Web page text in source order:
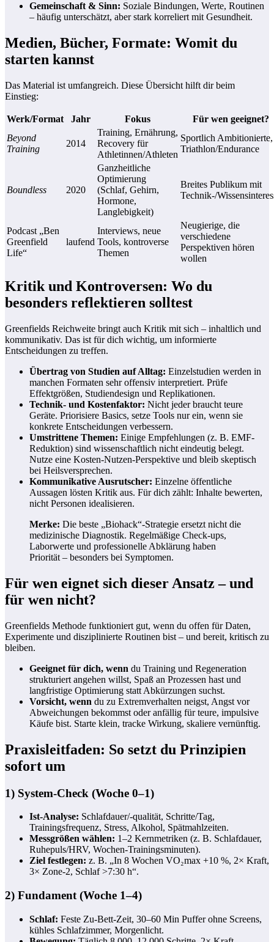
Gemeinschaft & Sinn: Soziale Bindungen, Werte, Routinen
– häufig unterschätzt, aber stark korreliert mit Gesundheit.
Medien, Bücher, Formate: Womit du
starten kannst
Das Material ist umfangreich. Diese Übersicht hilft dir beim
Einstieg:
Werk/Format Jahr Fokus
Für wen geeignet?
Beyond
Training
2014
Training, Ernährung,
Recovery für
Athletinnen/Athleten
Sportlich Ambitionierte,
Triathlon/Endurance
Boundless 2020
Ganzheitliche
Optimierung
(Schlaf, Gehirn,
Hormone,
Langlebigkeit)
Breites Publikum mit
Technik-/
Podcast „Ben
Greenfield
Life“
laufend
Interviews, neue
Tools, kontroverse
Themen
Neugierige, die
verschiedene
Perspektiven hören
wollen
Kritik und Kontroversen: Wo du
besonders reflektieren solltest
Greenfields Reichweite bringt auch Kritik mit sich – inhaltlich und
kommunikativ. Das ist für dich wichtig, um informierte
Entscheidungen zu treffen.
Übertrag von Studien auf Alltag: Einzelstudien werden in
manchen Formaten sehr offensiv interpretiert. Prüfe
Effektgrößen, Studiendesign und Replikationen.
Technik- und Kostenfaktor: Nicht jeder braucht teure
Geräte. Priorisiere Basics, setze Tools nur ein, wenn sie
konkrete Entscheidungen verbessern.
Umstrittene Themen: Einige Empfehlungen (z. B. EMF-
Reduktion) sind wissenschaftlich nicht eindeutig belegt.
Nutze eine Kosten-Nutzen-Perspektive und bleib skeptisch
bei Heilsversprechen.
Kommunikative Ausrutscher: Einzelne öffentliche
Aussagen lösten Kritik aus. Für dich zählt: Inhalte bewerten,
nicht Personen idealisieren.
Merke: Die beste „Biohack“-Strategie ersetzt nicht die
medizinische Diagnostik. Regelmäßige Check-ups,
Laborwerte und professionelle Abklärung haben
Priorität – besonders bei Symptomen.
Für wen eignet sich dieser Ansatz – und
für wen nicht?
Greenfields Methode funktioniert gut, wenn du offen für Daten,
Experimente und disziplinierte Routinen bist – und bereit, kritisch zu
bleiben.
Geeignet für dich, wenn du Training und Regeneration
strukturiert angehen willst, Spaß an Prozessen hast und
langfristige Optimierung statt Abkürzungen suchst.
Vorsicht, wenn du zu Extremverhalten neigst, Angst vor
Abweichungen bekommst oder anfällig für teure, impulsive
Käufe bist. Starte klein, tracke Wirkung, skaliere vernünftig.
Praxisleitfaden: So setzt du Prinzipien
sofort um
1) System-Check (Woche 0–1)
Ist-Analyse: Schlafdauer/-qualität, Schritte/Tag,
Trainingsfrequenz, Stress, Alkohol, Spätmahlzeiten.
Messgrößen wählen: 1–2 Kernmetriken (z. B. Schlafdauer,
Ruhepuls/HRV, Wochen-Trainingsminuten).
Ziel festlegen: z. B. „In 8 Wochen VO₂max +10 %, 2× Kraft,
3× Zone‑2, Schlaf >7:30 h“.
2) Fundament (Woche 1–4)
Schlaf: Feste Zu-Bett-Zeit, 30–60 Min Puffer ohne Screens,
kühles Schlafzimmer, Morgenlicht.